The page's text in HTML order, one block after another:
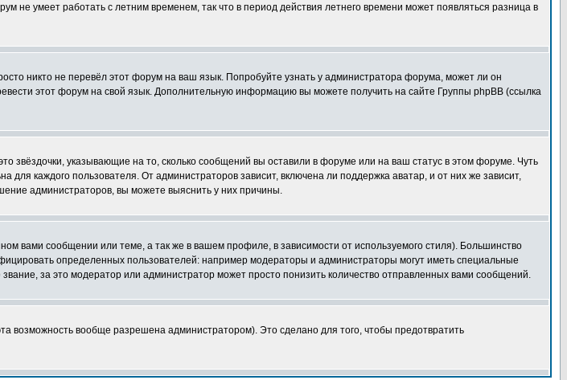
не умеет работать с летним временем, так что в период действия летнего времени может появляться разница в
никто не перевёл этот форум на ваш язык. Попробуйте узнать у администратора форума, может ли он
этот форум на свой язык. Дополнительную информацию вы можете получить на сайте Группы phpBB (ссылка
звёздочки, указывающие на то, сколько сообщений вы оставили в форуме или на ваш статус в этом форуме. Чуть
каждого пользователя. От администраторов зависит, включена ли поддержка аватар, и от них же зависит,
администраторов, вы можете выяснить у них причины.
вами сообщении или теме, а так же в вашем профиле, в зависимости от используемого стиля). Большинство
определенных пользователей: например модераторы и администраторы могут иметь специальные
за это модератор или администратор может просто понизить количество отправленных вами сообщений.
возможность вообще разрешена администратором). Это сделано для того, чтобы предотвратить